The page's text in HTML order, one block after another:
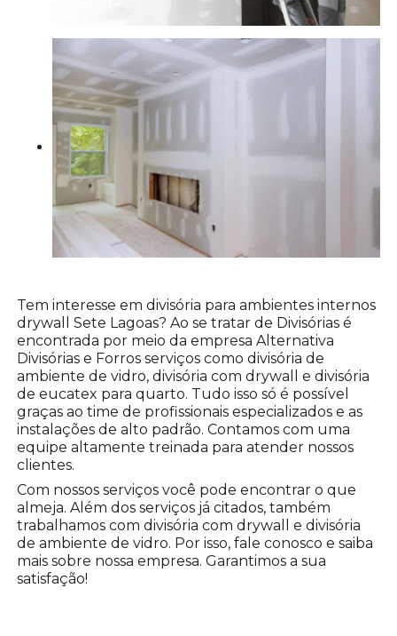
Tem interesse em divisória para ambientes internos
drywall Sete Lagoas? Ao se tratar de Divisórias é
encontrada por meio da empresa Alternativa
Divisórias e Forros serviços como divisória de
ambiente de vidro, divisória com drywall e divisória
de eucatex para quarto. Tudo isso só é possível
graças ao time de profissionais especializados e as
instalações de alto padrão. Contamos com uma
equipe altamente treinada para atender nossos
clientes.
Com nossos serviços você pode encontrar o que
almeja. Além dos serviços já citados, também
trabalhamos com divisória com drywall e divisória
de ambiente de vidro. Por isso, fale conosco e saiba
mais sobre nossa empresa. Garantimos a sua
satisfação!